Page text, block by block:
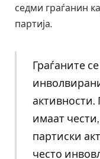
седми граѓанин
партија.
Граѓаните
активности.
имаат
партиски
често